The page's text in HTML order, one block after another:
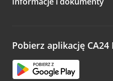
Zachęcamy do podzielenia
opinie.
Pobierz aplikację